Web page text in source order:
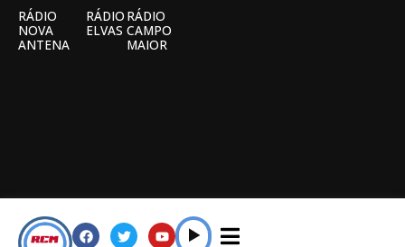
RÁDIO
NOVA
ANTENA
RÁDIO
ELVAS
RÁDIO
CAMPO
MAIOR